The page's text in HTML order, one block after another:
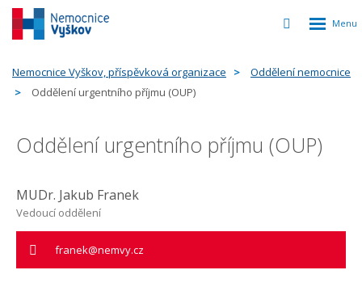
Vyhledávání
Rozbalení
Nemocnice Vyškov, příspěvková organizace
Oddělení nemocnice
Oddělení urgentního příjmu (OUP)
Oddělení urgentního příjmu (OUP)
MUDr. Jakub Franek
Vedoucí oddělení
franek@nemvy.cz